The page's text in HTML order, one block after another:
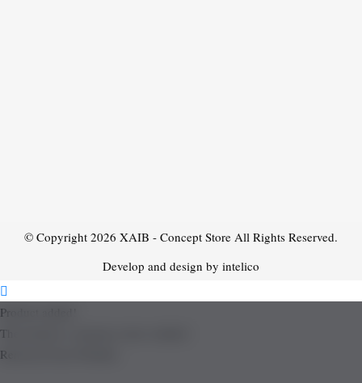
© Copyright 2026 XAIB - Concept Store All Rights Reserved.
Develop and design by intelico
Product added!
The product is already in the wishlist!
Removed from Wishlist